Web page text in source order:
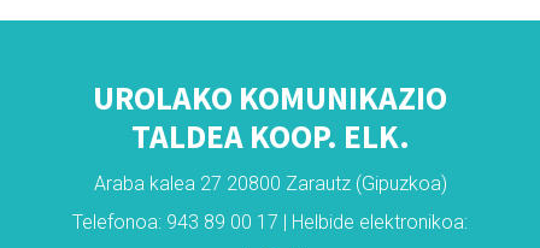
UROLAKO KOMUNIKAZIO
TALDEA KOOP. ELK.
Araba kalea 27 20800 Zarautz (Gipuzkoa)
Telefonoa: 943 89 00 17 | Helbide elektronikoa: